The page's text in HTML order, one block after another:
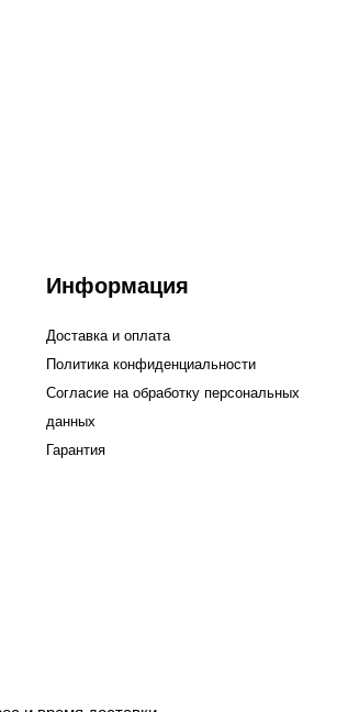
Информация
Доставка и оплата
Политика конфиденциальности
Согласие на обработку персональных
данных
Гарантия